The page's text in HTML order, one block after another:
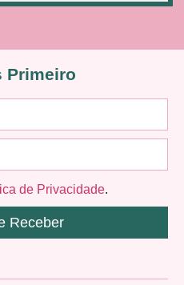
Primeiro
de Privacidade.
Receber